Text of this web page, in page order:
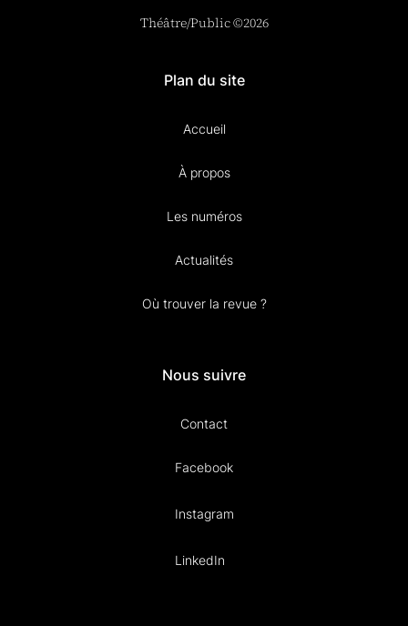
Théâtre/Public ©2026
Plan du site
Accueil
À propos
Les numéros
Actualités
Où trouver la revue ?
Nous suivre
Contact
Facebook
Instagram
LinkedIn